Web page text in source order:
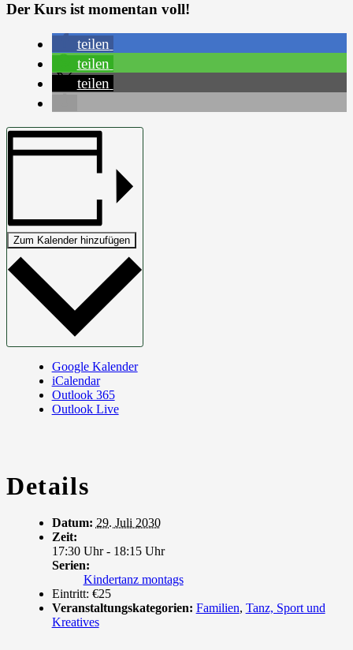
Der Kurs ist momentan voll!
teilen
teilen
teilen
Zum Kalender hinzufügen
Google Kalender
iCalendar
Outlook 365
Outlook Live
Details
Datum: 29. Juli 2030
Zeit:
17:30 Uhr - 18:15 Uhr
Serien:
Kindertanz montags
Eintritt: €25
Veranstaltungskategorien: Familien, Tanz, Sport und
Kreatives